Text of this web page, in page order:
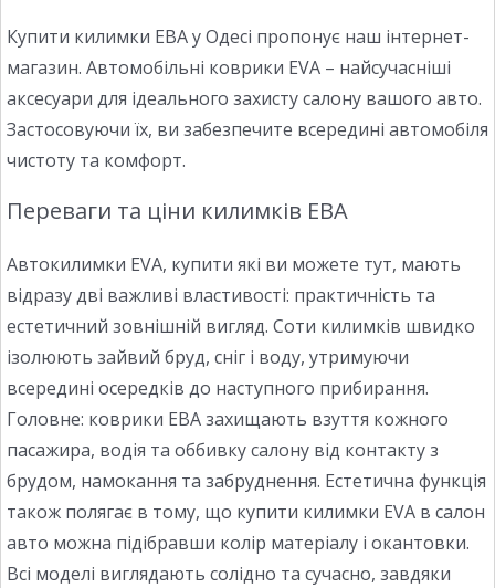
Купити килимки ЕВА у Одесі пропонує наш інтернет-
магазин. Автомобільні коврики EVA – найсучасніші
аксесуари для ідеального захисту салону вашого авто.
Застосовуючи їх, ви забезпечите всередині автомобіля
чистоту та комфорт.
Переваги та ціни килимків ЕВА
Автокилимки EVA, купити які ви можете тут, мають
відразу дві важливі властивості: практичність та
естетичний зовнішній вигляд. Соти килимків швидко
ізолюють зайвий бруд, сніг і воду, утримуючи
всередині осередків до наступного прибирання.
Головне: коврики ЕВА захищають взуття кожного
пасажира, водія та оббивку салону від контакту з
брудом, намокання та забруднення. Естетична функція
також полягає в тому, що купити килимки EVA в салон
авто можна підібравши колір матеріалу і окантовки.
Всі моделі виглядають солідно та сучасно, завдяки